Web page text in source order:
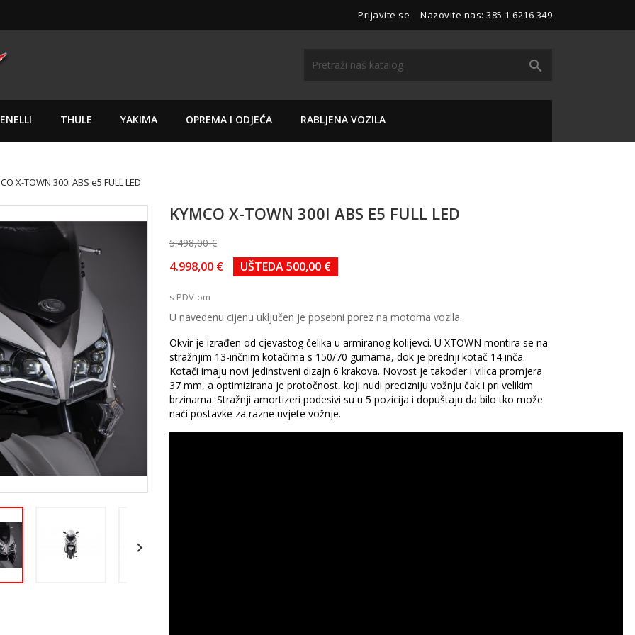
Prijavite se Nazovite nas: 385 1 6216 349

THULE YAKIMA OPREMA I ODJEĆA RABLJENA VOZILA
X-TOWN 300i ABS e5 FULL LED

KYMCO X-TOWN 300I ABS E5 FULL LED
5.498,00 €
4.998,00 € UŠTEDA 500,00 €
s PDV-om
U navedenu cijenu uključen je posebni porez na motorna vozila.
Okvir je izrađen od cjevastog čelika u armiranog kolijevci. U XTOWN montira se na
stražnjim 13-inčnim kotačima s 150/70 gumama, dok je prednji kotač 14 inča.
Kotači imaju novi jedinstveni dizajn 6 krakova. Novost je također i vilica promjera
37 mm, a optimizirana je protočnost, koji nudi precizniju vožnju čak i pri velikim
brzinama. Stražnji amortizeri podesivi su u 5 pozicija i dopuštaju da bilo tko može
naći postavke za razne uvjete vožnje.